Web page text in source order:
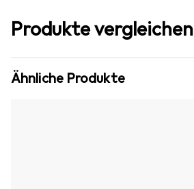
Produkte vergleichen
Ähnliche Produkte